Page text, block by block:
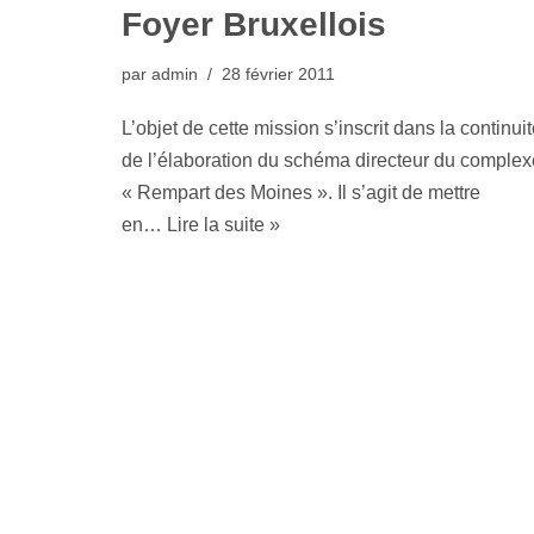
Foyer Bruxellois
par admin 28 février 2011
L’objet de cette mission s’inscrit dans la
de l’élaboration du schéma directeur du
« Rempart des Moines ». Il s’agit de mettre
en… Lire la suite »